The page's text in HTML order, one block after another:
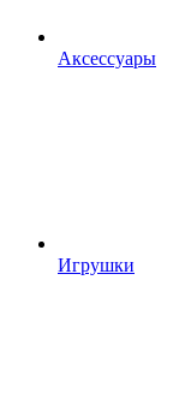
Аксессуары
Игрушки